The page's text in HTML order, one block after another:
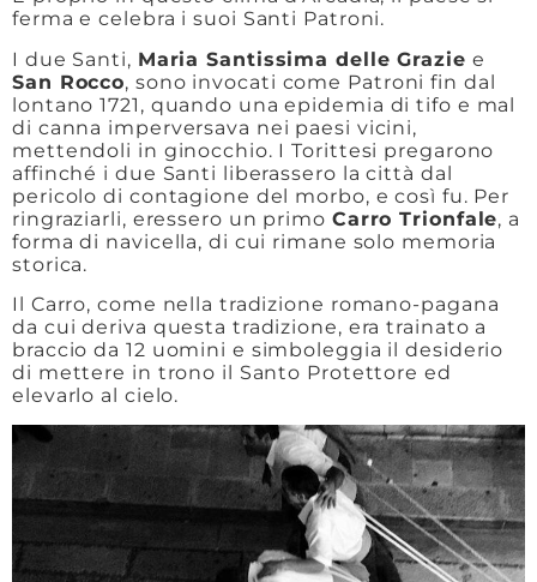
ferma e celebra i suoi Santi Patroni.
I due Santi, Maria Santissima delle Grazie e
San Rocco, sono invocati come Patroni fin dal
lontano 1721, quando una epidemia di tifo e mal
di canna imperversava nei paesi vicini,
mettendoli in ginocchio. I Torittesi pregarono
affinché i due Santi liberassero la città dal
pericolo di contagione del morbo, e così fu. Per
ringraziarli, eressero un primo Carro Trionfale, a
forma di navicella, di cui rimane solo memoria
storica.
Il Carro, come nella tradizione romano-pagana
da cui deriva questa tradizione, era trainato a
braccio da 12 uomini e simboleggia il desiderio
di mettere in trono il Santo Protettore ed
elevarlo al cielo.